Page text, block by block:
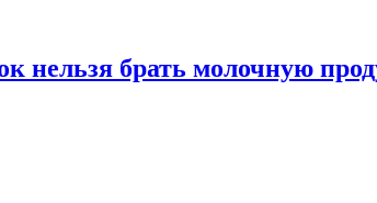
нельзя брать молочную